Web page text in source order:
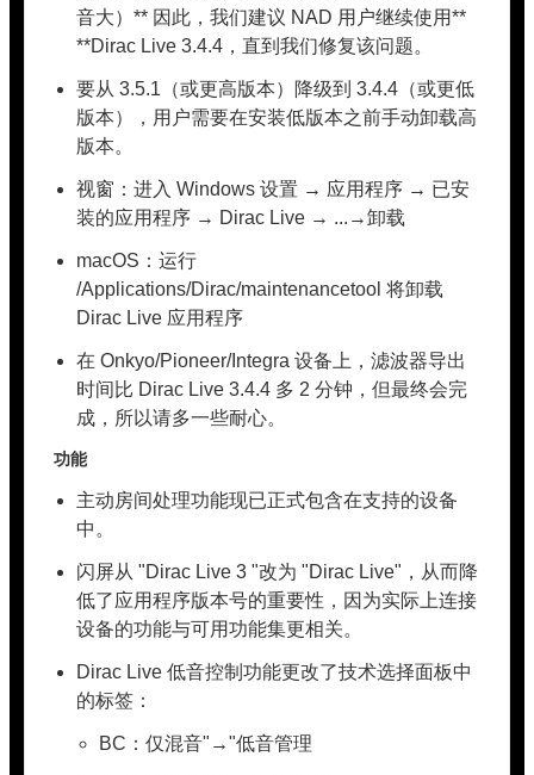
音大）** 因此，我们建议 NAD 用户继续使用**
**Dirac Live 3.4.4，直到我们修复该问题。
要从 3.5.1（或更高版本）降级到 3.4.4（或更低
版本），用户需要在安装低版本之前手动卸载高
版本。
视窗：进入 Windows 设置 → 应用程序 → 已安
装的应用程序 → Dirac Live → ...→卸载
macOS：运行
/Applications/Dirac/maintenancetool 将卸载
Dirac Live 应用程序
在 Onkyo/Pioneer/Integra 设备上，滤波器导出
时间比 Dirac Live 3.4.4 多 2 分钟，但最终会完
成，所以请多一些耐心。
功能
主动房间处理功能现已正式包含在支持的设备
中。
闪屏从 "Dirac Live 3 "改为 "Dirac Live"，从而降
低了应用程序版本号的重要性，因为实际上连接
设备的功能与可用功能集更相关。
Dirac Live 低音控制功能更改了技术选择面板中
的标签：
BC：仅混音"→"低音管理